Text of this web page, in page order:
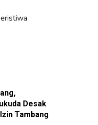
Desak
Tambang